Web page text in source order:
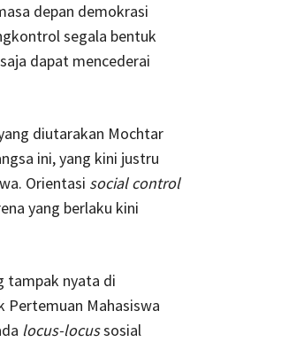
depan demokrasi
segala bentuk
dapat mencederai
diutarakan Mochtar
ini, yang kini justru
Orientasi social control
yang berlaku kini
tampak nyata di
Pertemuan Mahasiswa
locus-locussosial